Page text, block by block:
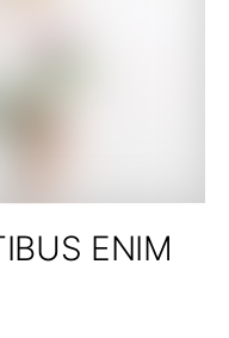
ENIM